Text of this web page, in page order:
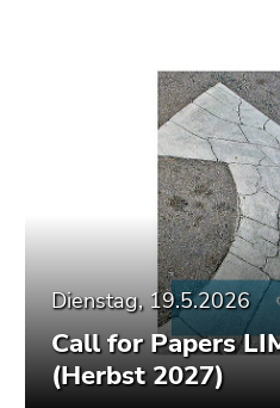
Dienstag, 19.5.2026
Call for Papers
(Herbst 2027)